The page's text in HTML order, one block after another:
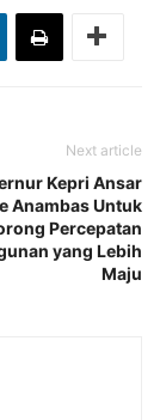
Next article
Kepri Ansar
Anambas Untuk
Percepatan
yang Lebih
Maju